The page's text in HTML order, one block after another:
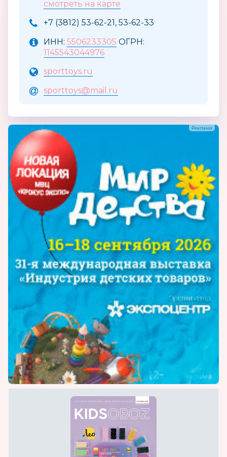
смотреть на карте
+7 (3812) 53-62-21, 53-62-33
ИНН: 5506233305 ОГРН:
1145543044976
sporttoys.ru
sporttoys@mail.ru